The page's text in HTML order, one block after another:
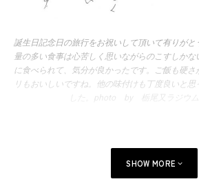
誕生日記念日の旅行をお祝いして頂いて有りがと
量の多い食事は心苦しく思いながらのこすしか
に食べられて、気分が良かったです。ご飯も硬
リもおいしいですね。他の味付けも丁度良いと
した。photo by 栃尾又ラジウム
SHOW MORE